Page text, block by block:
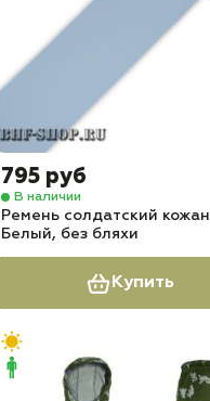
795 руб
В наличии
Ремень солдатский
Белый, без бляхи
Купить